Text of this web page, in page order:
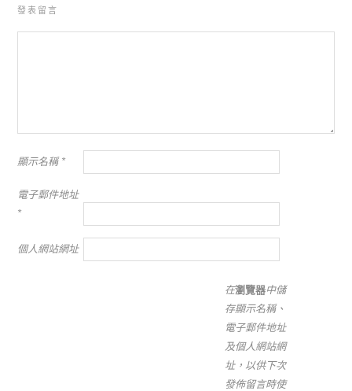
發表留言
顯示名稱 *
電子郵件地址
*
個人網站網址
在瀏覽器中儲
存顯示名稱、
電子郵件地址
及個人網站網
址，以供下次
發佈留言時使